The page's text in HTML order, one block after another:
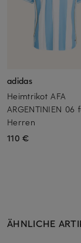
adidas
Heimtrikot AFA
ARGENTINIEN 06
Herren
110 €
ÄHNLICHE